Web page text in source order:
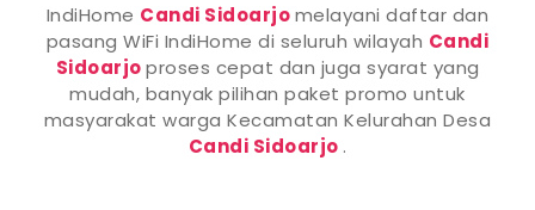
IndiHome Candi Sidoarjomelayani daftar dan
pasang WiFi IndiHome di seluruh wilayah Candi
Sidoarjoproses cepat dan juga syarat yang
mudah, banyak pilihan paket promo untuk
masyarakat warga Kecamatan Kelurahan Desa
Candi Sidoarjo .